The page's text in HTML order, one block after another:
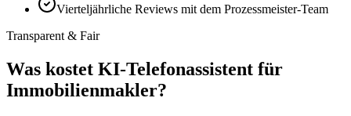
Vierteljährliche Reviews mit dem Prozessmeister-Team
Transparent & Fair
Was kostet KI-Telefonassistent für
Immobilienmakler?